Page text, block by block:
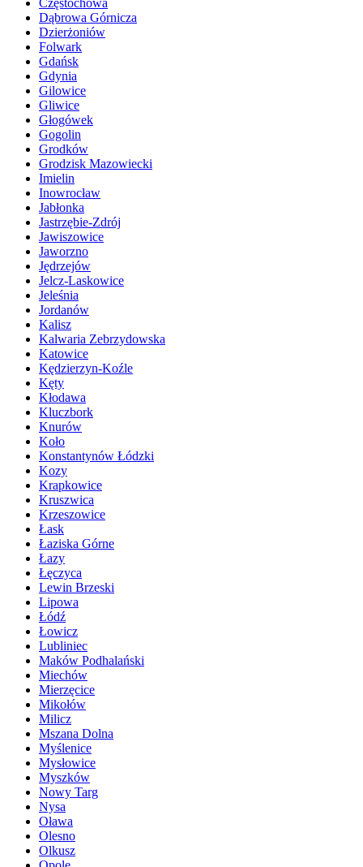
Częstochowa
Dąbrowa Górnicza
Dzierżoniów
Folwark
Gdańsk
Gdynia
Gilowice
Gliwice
Głogówek
Gogolin
Grodków
Grodzisk Mazowiecki
Imielin
Inowrocław
Jabłonka
Jastrzębie-Zdrój
Jawiszowice
Jaworzno
Jędrzejów
Jelcz-Laskowice
Jeleśnia
Jordanów
Kalisz
Kalwaria Zebrzydowska
Katowice
Kędzierzyn-Koźle
Kęty
Kłodawa
Kluczbork
Knurów
Koło
Konstantynów Łódzki
Kozy
Krapkowice
Kruszwica
Krzeszowice
Łask
Łaziska Górne
Łazy
Łęczyca
Lewin Brzeski
Lipowa
Łódź
Łowicz
Lubliniec
Maków Podhalański
Miechów
Mierzęcice
Mikołów
Milicz
Mszana Dolna
Myślenice
Mysłowice
Myszków
Nowy Targ
Nysa
Oława
Olesno
Olkusz